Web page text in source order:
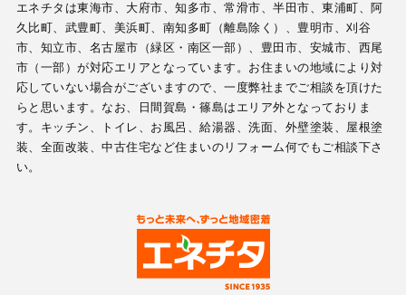
エネチタは東海市、大府市、知多市、常滑市、半田市、東浦町、阿
久比町、武豊町、美浜町、南知多町（離島除く）、豊明市、刈谷
市、知立市、名古屋市（緑区・南区一部）、豊田市、安城市、西尾
市（一部）が対応エリアとなっています。お住まいの地域により対
応していない場合がございますので、一度弊社までご相談を頂けた
らと思います。なお、日間賀島・篠島はエリア外となっておりま
す。キッチン、トイレ、お風呂、給湯器、洗面、外壁塗装、屋根塗
装、全面改装、中古住宅など住まいのリフォーム何でもご相談下さ
い。